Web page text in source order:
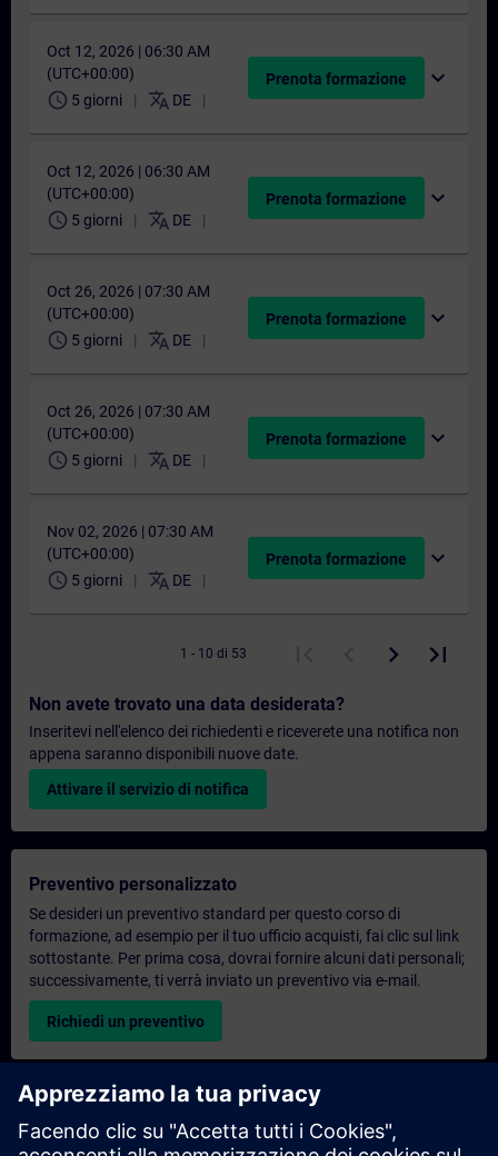
Oct 12, 2026 | 06:30 AM
(UTC+00:00)
schedule 5 giorni translate DE
Prenota formazione expand_more
Oct 12, 2026 | 06:30 AM
(UTC+00:00)
schedule 5 giorni translate DE
Prenota formazione expand_more
Oct 26, 2026 | 07:30 AM
(UTC+00:00)
schedule 5 giorni translate DE
Prenota formazione expand_more
Oct 26, 2026 | 07:30 AM
(UTC+00:00)
schedule 5 giorni translate DE
Prenota formazione expand_more
Nov 02, 2026 | 07:30 AM
(UTC+00:00)
schedule 5 giorni translate DE
Prenota formazione expand_more
1 - 10 di 53
Non avete trovato una data desiderata?
Inseritevi nell'elenco dei richiedenti e riceverete una notifica non
appena saranno disponibili nuove date.
Attivare il servizio di notifica
Preventivo personalizzato
Se desideri un preventivo standard per questo corso di
formazione, ad esempio per il tuo ufficio acquisti, fai clic sul link
sottostante. Per prima cosa, dovrai fornire alcuni dati personali;
successivamente, ti verrà inviato un preventivo via e-mail.
Richiedi un preventivo
Richiesta di informazioni su corsi di formazione
esclusivi